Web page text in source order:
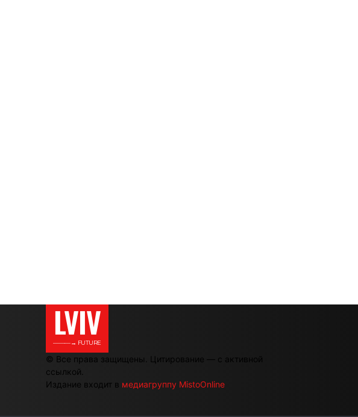
LVIV
———→ FUTURE
© Все права защищены. Цитирование — с активной
ссылкой.
Издание входит в медиагруппу MistoOnline